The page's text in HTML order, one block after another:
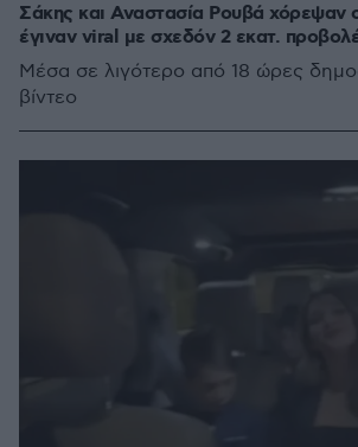
Σάκης και Αναστασία Ρουβά χόρεψαν
έγιναν viral με σχεδόν 2 εκατ.
Μέσα σε λιγότερο από 18 ώρες
βίντεο